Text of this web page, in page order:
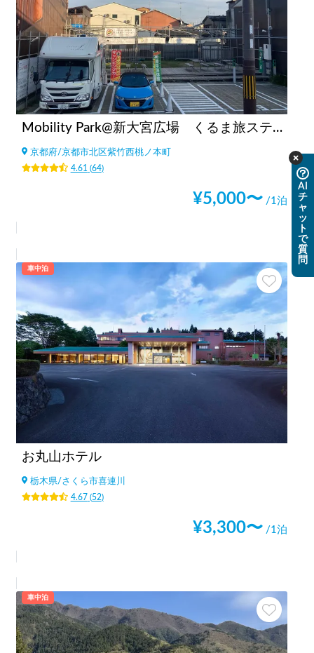
Mobility Park@新大宮広場 くるま旅ステーション by Van LIfe COYOTE
京都府/京都市北区紫竹西桃ノ本町
4.61 (64)
¥5,000〜 /1泊
車中泊
お丸山ホテル
栃木県/さくら市喜連川
4.67(52)
¥3,300〜 /1泊
車中泊
AI
チ
ャ
ッ
ト
で
質
問